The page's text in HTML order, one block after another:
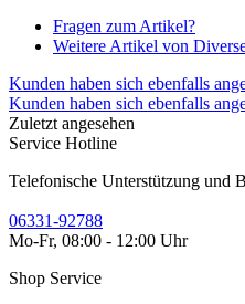
Fragen zum Artikel?
Weitere Artikel von
Kunden haben sich ebenfalls
Kunden haben sich ebenfalls
Zuletzt angesehen
Service Hotline
Telefonische Unterstützung und
06331-92788
Mo-Fr, 08:00 - 12:00 Uhr
Shop Service